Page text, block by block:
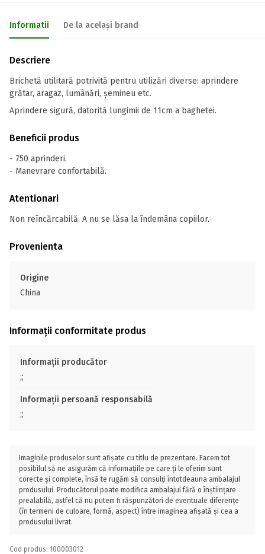
Informatii De la același brand
Descriere
Brichetă utilitară potrivită pentru utilizări diverse: aprindere
grătar, aragaz, lumânări, șemineu etc.
Aprindere sigură, datorită lungimii de 11cm a baghetei.
Beneficii produs
- 750 aprinderi.
- Manevrare confortabilă.
Atentionari
Non reîncărcabilă. A nu se lăsa la îndemâna copiilor.
Provenienta
Origine
China
Informații conformitate produs
Informații producător
;;
Informații persoană responsabilă
;;
Imaginile produselor sunt afișate cu titlu de prezentare. Facem tot
posibilul să ne asigurăm că informațiile pe care ți le oferim sunt
corecte și complete, însă te rugăm să consulți întotdeauna ambalajul
produsului. Producătorul poate modifica ambalajul fără o înștiințare
prealabilă, astfel că nu putem fi răspunzători de eventuale diferențe
(în termeni de culoare, formă, aspect) între imaginea afișată și cea a
produsului livrat.
Cod produs: 100003012